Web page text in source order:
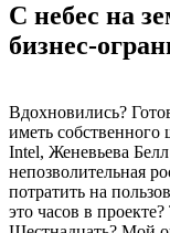
С небес на
бизнес-
Вдохновились?
иметь собственного
Intel, Женевьева
непозволительная
потратить на
это часов в